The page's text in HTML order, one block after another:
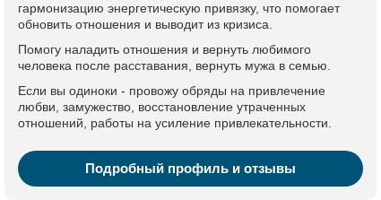
гармонизацию энергетическую привязку, что помогает
обновить отношения и выводит из кризиса.
Помогу наладить отношения и вернуть любимого
человека после расставания, вернуть мужа в семью.
Если вы одиноки - провожу обряды на привлечение
любви, замужество, восстановление утраченных
отношений, работы на усиление привлекательности.
Подробный профиль и отзывы